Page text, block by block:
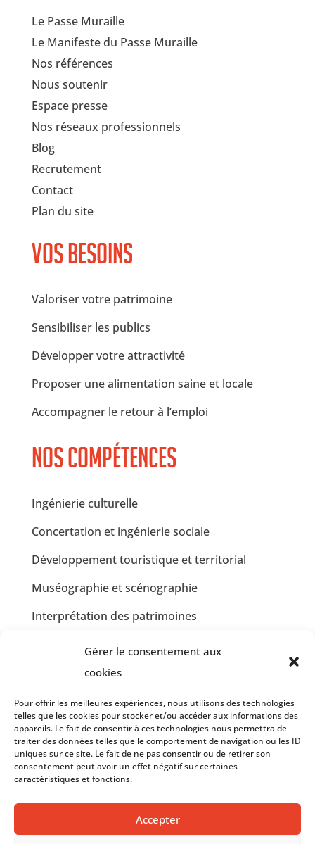
Gérer le consentement aux
cookies
Pour offrir les meilleures expériences, nous utilisons des technologies
telles que les cookies pour stocker et/ou accéder aux informations des
appareils. Le fait de consentir à ces technologies nous permettra de
traiter des données telles que le comportement de navigation ou les ID
uniques sur ce site. Le fait de ne pas consentir ou de retirer son
consentement peut avoir un effet négatif sur certaines
caractéristiques et fonctions.
Accepter
Le Passe Muraille
Le Manifeste du Passe Muraille
Nos références
Nous soutenir
Espace presse
Nos réseaux professionnels
Blog
Recrutement
Contact
Plan du site
Vos besoins
Valoriser votre patrimoine
Sensibiliser les publics
Développer votre attractivité
Proposer une alimentation saine et locale
Accompagner le retour à l’emploi
Nos compétences
Ingénierie culturelle
Concertation et ingénierie sociale
Développement touristique et territorial
Muséographie et scénographie
Interprétation des patrimoines
Communication et design graphique
Jardins partagés et Développement Durable
Insertion professionnelle en restauration
collective
Insertion professionnelle en communication et
graphisme
© 2023 – LE PASSE MURAILLE –